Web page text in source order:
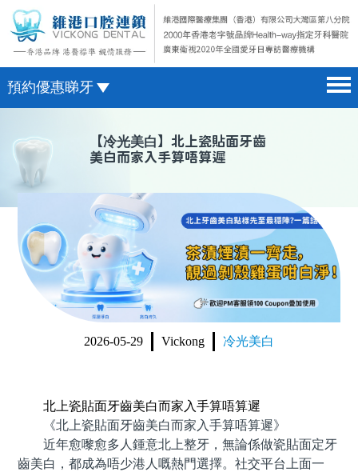
預約優惠睇牙
醫院簡介 hospital introduction
醫生介紹 doctor introduction
醫療新聞 medical news
種植牙 dental implant
箍牙 orthodontics
收費標準 change standard
微信預約
WhatsApp預約
【冷光美白】北上瓷貼面牙齒
美白而家入手算唔算遲
2026-05-29 Vickong 冷光美白
北上瓷貼面牙齒美白而家入手算唔算遲
《北上瓷貼面牙齒美白而家入手算唔算遲》
近年愈嚟愈多人鍾意北上整牙，無論係做瓷貼面定牙
齒美白，都成為唔少港人嘅熱門選擇。社交平台上面一